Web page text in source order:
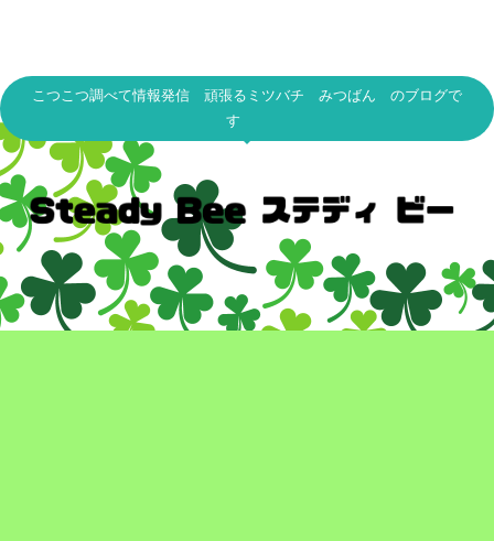
こつこつ調べて情報発信 頑張るミツバチ みつばん のブログで
す